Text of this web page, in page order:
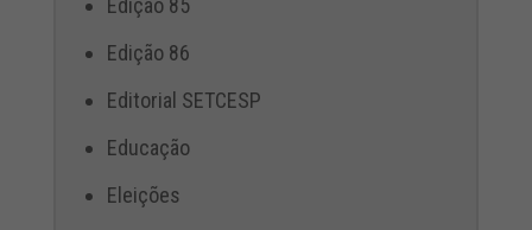
Edição 85
Edição 86
Editorial SETCESP
Educação
Eleições